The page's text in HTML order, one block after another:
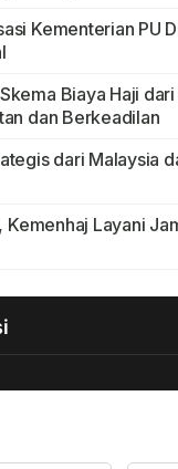
Kementerian PU
Biaya Haji
dan Berkeadilan
dari Malaysia
Kemenhaj Layani